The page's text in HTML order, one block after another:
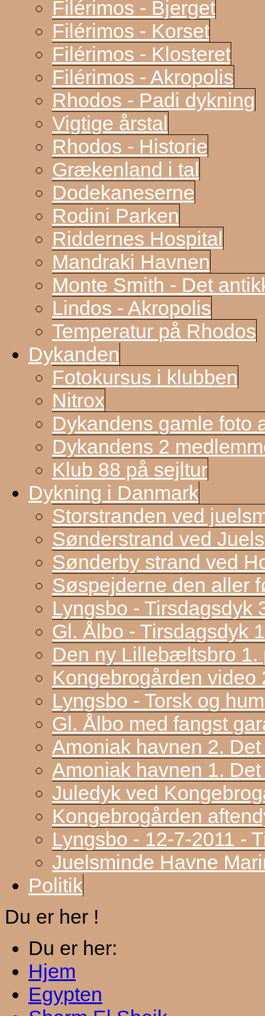
Filérimos - Bjerget
Filérimos - Korset
Filérimos - Klosteret
Filérimos - Akropolis
Rhodos - Padi dykning
Vigtige årstal
Rhodos - Historie
Grækenland i tal
Dodekaneserne
Rodini Parken
Riddernes Hospital
Mandraki Havnen
Monte Smith - Det
Lindos - Akropolis
Temperatur på Rhodos
Dykanden
Fotokursus i klubben
Nitrox
Dykandens gamle foto
Dykandens 2
Klub 88 på sejltur
Dykning i Danmark
Storstranden ved
Sønderstrand ved
Sønderby strand ved
Søspejderne den aller
Lyngsbo - Tirsdagsdyk
Gl. Ålbo - Tirsdagsdyk
Den ny Lillebæltsbro 1.
Kongebrogården video
Lyngsbo - Torsk og
Gl. Ålbo med fangst
Amoniak havnen 2.
Amoniak havnen 1.
Juledyk ved
Kongebrogården
Lyngsbo - 12-7-2011 -
Juelsminde Havne
Politik
Du er her !
Du er her:
Hjem
Egypten